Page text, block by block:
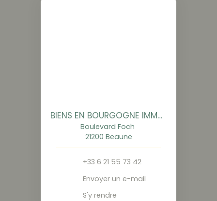
BIENS EN BOURGOGNE IMMOBILIER
Boulevard Foch
21200 Beaune
+33 6 21 55 73 42
Envoyer un e-mail
S'y rendre